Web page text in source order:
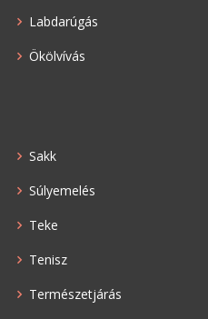
Labdarúgás
Ökölvívás
Sakk
Súlyemelés
Teke
Tenisz
Természetjárás